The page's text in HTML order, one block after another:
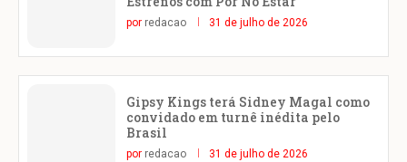
por redacao 31 de julho de 2026
Gipsy Kings terá Sidney Magal como
convidado em turnê inédita pelo
Brasil
por redacao 31 de julho de 2026